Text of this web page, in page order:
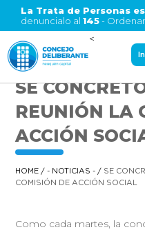
La Trata de Personas
denuncialo al 145-
<
SE
REUNIÓN LA
ACCIÓN
HOME /- NOTICIAS - / SE
COMISIÓN DE ACCIÓN SOCIAL
Como cada martes, la